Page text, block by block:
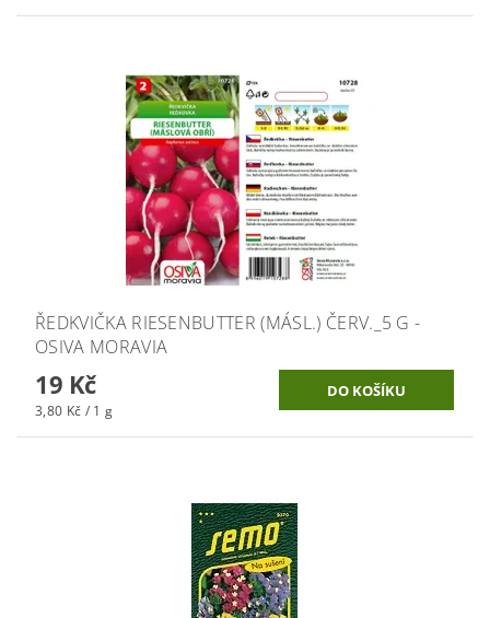
ŘEDKVIČKA RIESENBUTTER (MÁSL.) ČERV._5 G -
OSIVA MORAVIA
19 Kč
3,80 Kč / 1 g